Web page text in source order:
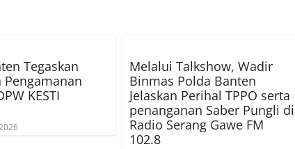
Tegaskan
Pengamanan
KESTI
Melalui Talkshow, Wadir
Binmas Polda Banten
Jelaskan Perihal TPPO serta
penanganan Saber Pungli di
Radio Serang Gawe FM
102.8